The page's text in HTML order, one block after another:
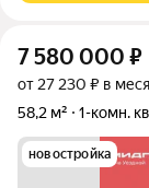
7 580 000 ₽
от 27 230 ₽ в
58,2 м²
1-комн.
новостройка